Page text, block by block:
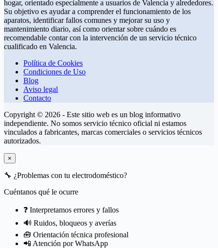
hogar, orientado especialmente a usuarios de Valencia y alrededores.
Su objetivo es ayudar a comprender el funcionamiento de los
aparatos, identificar fallos comunes y mejorar su uso y
mantenimiento diario, así como orientar sobre cuándo es
recomendable contar con la intervención de un servicio técnico
cualificado en Valencia.
Política de Cookies
Condiciones de Uso
Blog
Aviso legal
Contacto
Copyright © 2026 - Este sitio web es un blog informativo
independiente. No somos servicio técnico oficial ni estamos
vinculados a fabricantes, marcas comerciales o servicios técnicos
autorizados.
×
🔧 ¿Problemas con tu electrodoméstico?
Cuéntanos qué le ocurre
❓ Interpretamos errores y fallos
🔊 Ruidos, bloqueos y averías
🧰 Orientación técnica profesional
📲 Atención por WhatsApp